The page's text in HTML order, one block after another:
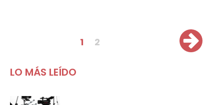
1 2
LO MÁS LEÍDO